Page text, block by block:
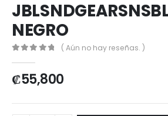
NEGRO
( Aún no hay reseñas. )
₡55,800